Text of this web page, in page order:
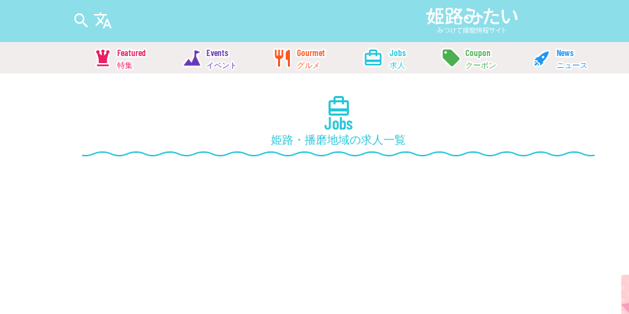
Featured
特集
Events
イベント
Gourmet
グルメ
Jobs
求人
Coupon
クーポン
News
ニュース
Jobs
姫路・播磨地域の求人一覧